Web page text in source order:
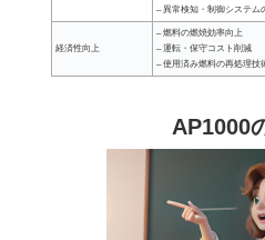
– 異常検知・制御システム
経済性向上
– 燃料の燃焼効率向上
– 運転・保守コスト削減
– 使用済み燃料の再処理技
AP1000